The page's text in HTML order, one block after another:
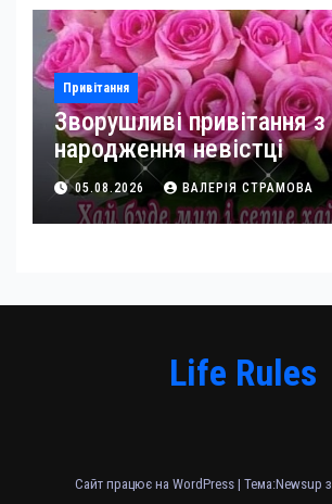
Привітання
Зворушливі привітання
народження невістці
05.08.2026 ВАЛЕРІЯ СТРАМОВА
Life Rules
Сайт працює на WordPress | Тема:Newsup